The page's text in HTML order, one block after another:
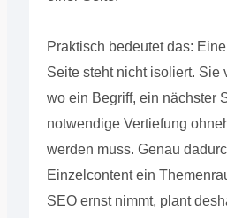
Praktisch bedeutet das:
Seite steht nicht isoliert. Sie
wo ein Begriff, ein nächster
notwendige Vertiefung
werden muss. Genau
Einzelcontent ein
SEO ernst nimmt, plant